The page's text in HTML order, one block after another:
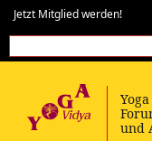
Jetzt Mitglied werden!